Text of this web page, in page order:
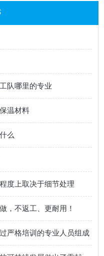
队哪里的专业
温材料
么
度上取决于细节处理
，不返工、更耐用！
严格培训的专业人员组成